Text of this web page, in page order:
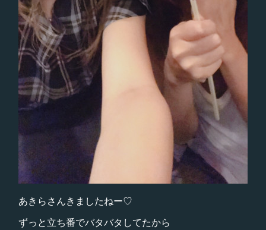
あきらさんきましたねー♡
ずっと立ち番でバタバタしてたから